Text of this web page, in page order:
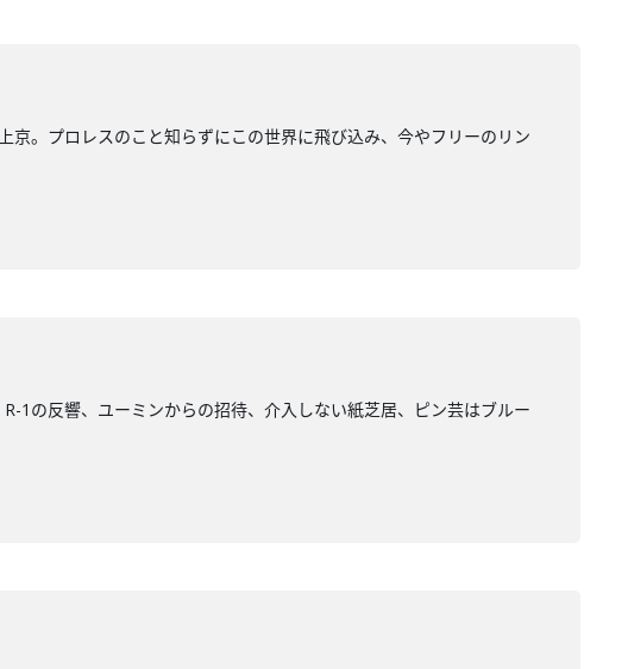
。プロレスのこと知らずにこの世界に飛び込み、今やフリーのリン
1の反響、ユーミンからの招待、介入しない紙芝居、ピン芸はブルー